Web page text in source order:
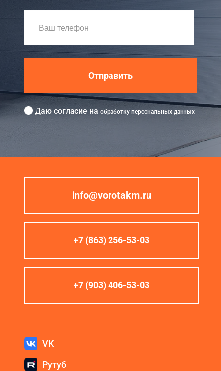
Отправить
Даю согласие на обработку персональных данных
info@vorotakm.ru
+7 (863) 256-53-03
+7 (903) 406-53-03
VK
Рутуб